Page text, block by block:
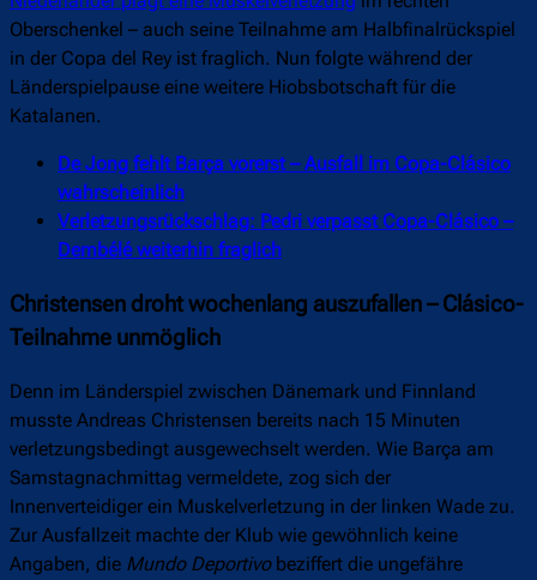
Oberschenkel – auch seine Teilnahme am Halbfinalrückspiel
in der Copa del Rey ist fraglich. Nun folgte während der
Länderspielpause eine weitere Hiobsbotschaft für die
Katalanen.
De Jong fehlt Barça vorerst – Ausfall im Copa-Clásico
wahrscheinlich
Verletzungsrückschlag: Pedri verpasst Copa-Clásico –
Dembélé weiterhin fraglich
Christensen droht wochenlang auszufallen – Clásico-
Teilnahme unmöglich
Denn im Länderspiel zwischen Dänemark und Finnland
musste Andreas Christensen bereits nach 15 Minuten
verletzungsbedingt ausgewechselt werden. Wie Barça am
Samstagnachmittag vermeldete, zog sich der
Innenverteidiger ein Muskelverletzung in der linken Wade zu.
Zur Ausfallzeit machte der Klub wie gewöhnlich keine
Angaben, die Mundo Deportivobeziffert die ungefähre